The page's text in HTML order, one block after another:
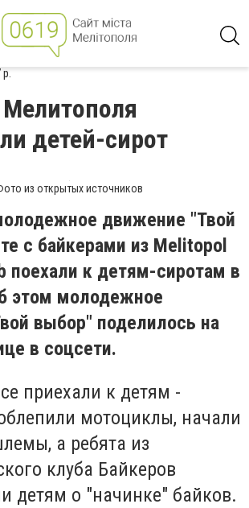
детей-сирот
из открытых источников
движение "Твой
с байкерами из Melitopol
поехали к детям-сиротам в
этом молодежное
выбор" поделилось на
в соцсети.
приехали к детям -
мотоциклы, начали
а ребята из
клуба Байкеров
детям о "начинке" байков.